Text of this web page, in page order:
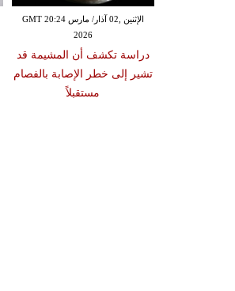
الإثنين ,02 آذار/ مارس GMT 20:24
2026
دراسة تكشف أن المشيمة قد
تشير إلى خطر الإصابة بالفصام
مستقبلاً